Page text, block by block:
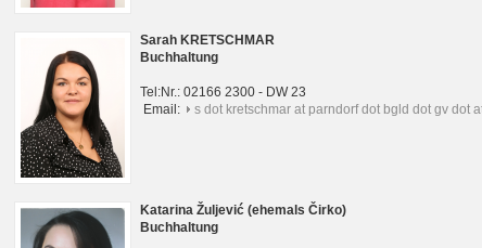
Sarah KRETSCHMAR
Buchhaltung
Tel:Nr.: 02166 2300 - DW 23
Email:
s dot kretschmar at parndorf dot bgld dot gv dot
Katarina Žuljević (ehemals Čirko)
Buchhaltung